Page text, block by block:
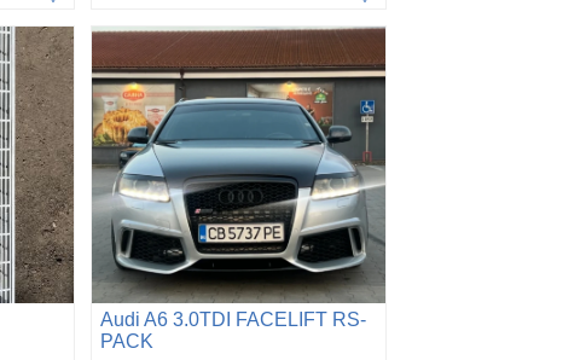
Audi A6 3.0TDI FACELIFT RS-
PACK